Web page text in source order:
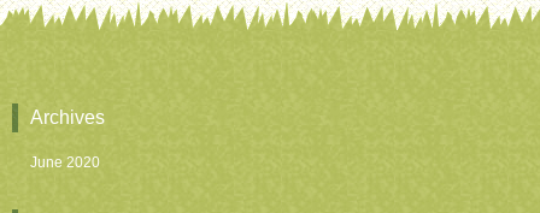
Archives
June 2020